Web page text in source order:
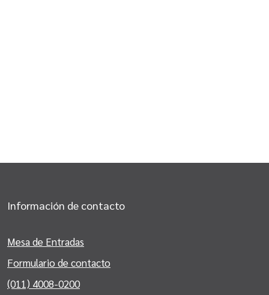
Información de contacto
Mesa de Entradas
Formulario de contacto
(011) 4008-0200